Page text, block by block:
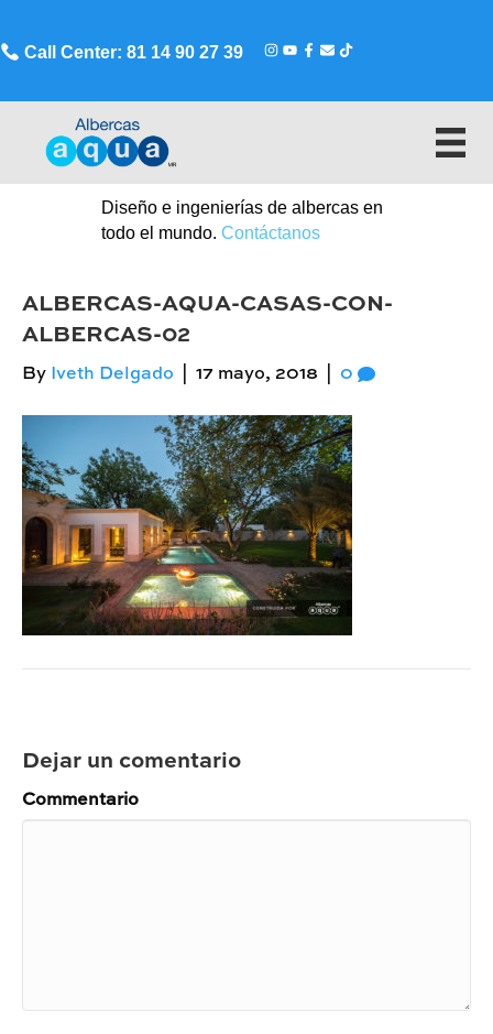
Call Center: 81 14 90 27 39
Diseño e ingenierías de albercas en
todo el mundo. Contáctanos
ALBERCAS-AQUA-CASAS-CON-
ALBERCAS-02
By Iveth Delgado 17 mayo, 2018 0
Dejar un comentario
Commentario